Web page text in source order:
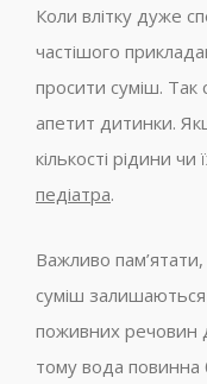
Коли влітку дуже
частішого
просити суміш.
апетит дитинки.
кількості рідини
педіатра.
Важливо
суміш
поживних речовин
тому вода